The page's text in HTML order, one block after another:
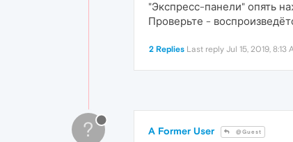
"Экспресс-панели" опять
Проверьте -
2 Replies Last reply Jul 15, 2019, 8:13
? A Former User @Guest